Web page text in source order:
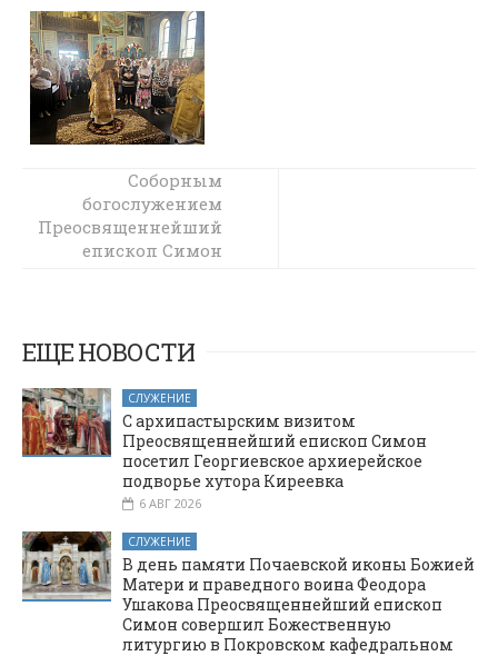
В престольный
праздник
Преосвященнейший
епископ Симон
Вознесения
Господня города
Шахты
Соборным
богослужением
Преосвященнейший
епископ Симон
кафедральном
соборе города
Шахты
ЕЩЕ НОВОСТИ
СЛУЖЕНИЕ
С архипастырским визитом
Преосвященнейший епископ Симон
посетил Георгиевское архиерейское
подворье хутора Киреевка
6 АВГ 2026
СЛУЖЕНИЕ
В день памяти Почаевской иконы Божией
Матери и праведного воина Феодора
Ушакова Преосвященнейший епископ
Симон совершил Божественную
литургию в Покровском кафедральном